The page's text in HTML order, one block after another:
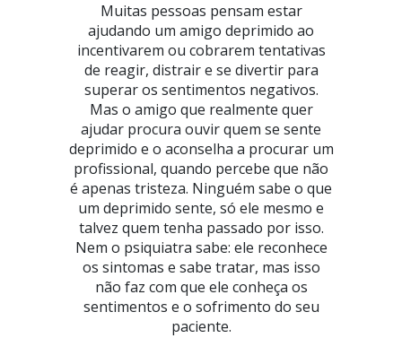
Muitas pessoas pensam estar
ajudando um amigo deprimido ao
incentivarem ou cobrarem tentativas
de reagir, distrair e se divertir para
superar os sentimentos negativos.
Mas o amigo que realmente quer
ajudar procura ouvir quem se sente
deprimido e o aconselha a procurar um
profissional, quando percebe que não
é apenas tristeza. Ninguém sabe o que
um deprimido sente, só ele mesmo e
talvez quem tenha passado por isso.
Nem o psiquiatra sabe: ele reconhece
os sintomas e sabe tratar, mas isso
não faz com que ele conheça os
sentimentos e o sofrimento do seu
paciente.